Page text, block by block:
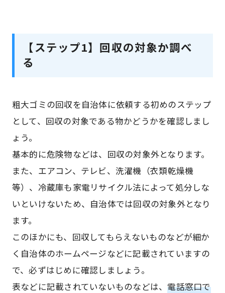
【ステップ1】回収の対象か調べ
る
粗大ゴミの回収を自治体に依頼する初めのステップ
として、回収の対象である物かどうかを確認しまし
ょう。
基本的に危険物などは、回収の対象外となります。
また、エアコン、テレビ、洗濯機（衣類乾燥機
等）、冷蔵庫も家電リサイクル法によって処分しな
いといけないため、自治体では回収の対象外となり
ます。
このほかにも、回収してもらえないものなどが細か
く自治体のホームページなどに記載されていますの
で、必ずはじめに確認しましょう。
表などに記載されていないものなどは、電話窓口で